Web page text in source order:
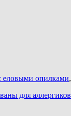
еловыми опилками,
для аллергиков